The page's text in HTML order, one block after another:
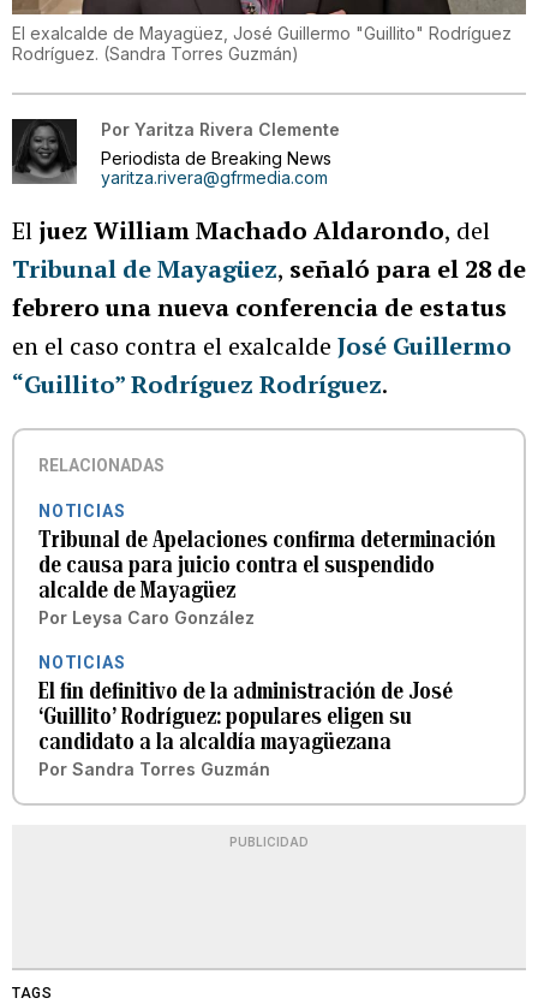
El exalcalde de Mayagüez, José Guillermo "Guillito" Rodríguez
Rodríguez. (Sandra Torres Guzmán)
Por Yaritza Rivera Clemente
Periodista de Breaking News
yaritza.rivera@gfrmedia.com
El juez William Machado Aldarondo, del
Tribunal de Mayagüez, señaló para el 28 de
febrero una nueva conferencia de estatus
en el caso contra el exalcalde José Guillermo
“Guillito” Rodríguez Rodríguez.
RELACIONADAS
NOTICIAS
Tribunal de Apelaciones confirma determinación
de causa para juicio contra el suspendido
alcalde de Mayagüez
Por Leysa Caro González
NOTICIAS
El fin definitivo de la administración de José
‘Guillito’ Rodríguez: populares eligen su
candidato a la alcaldía mayagüezana
Por Sandra Torres Guzmán
PUBLICIDAD
TAGS